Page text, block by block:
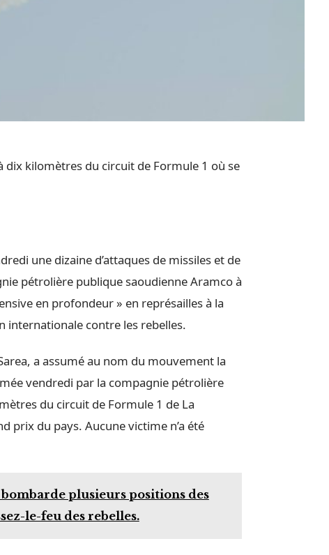
kilomètres du circuit de Formule 1 où se
une dizaine d’attaques de missiles et de
pétrolière publique saoudienne Aramco à
en profondeur » en représailles à la
internationale contre les rebelles.
a assumé au nom du mouvement la
vendredi par la compagnie pétrolière
du circuit de Formule 1 de La
prix du pays. Aucune victime n’a été
plusieurs positions des
le-feu des rebelles.